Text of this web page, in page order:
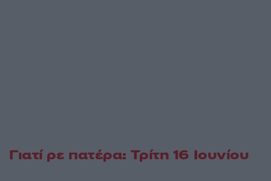
Γιατί ρε πατέρα: Τρίτη 16 Ιουνίου